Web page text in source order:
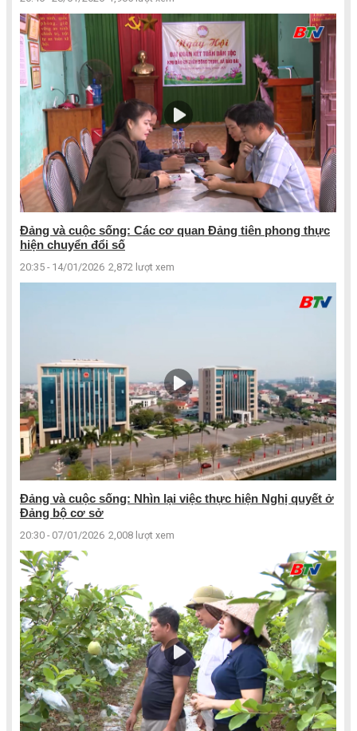
Đảng và cuộc sống: Các cơ quan Đảng tiên phong thực
hiện chuyển đổi số
20:35 - 14/01/2026 2,872 lượt xem
Đảng và cuộc sống: Nhìn lại việc thực hiện Nghị quyết ở
Đảng bộ cơ sở
20:30 - 07/01/2026 2,008 lượt xem